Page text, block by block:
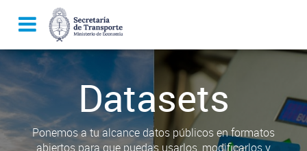
Datasets
Ponemos a tu alcance datos públicos en formatos
abiertos para que puedas usarlos, modificarlos y